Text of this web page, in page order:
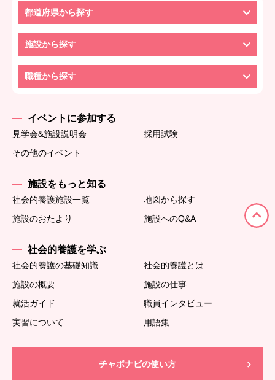
都道府県から探す
施設から探す
職種から探す
イベントに参加する
見学会&施設説明会
採用試験
その他のイベント
施設をもっと知る
社会的養護施設一覧
地図から探す
施設のおたより
施設へのQ&A
社会的養護を学ぶ
社会的養護の基礎知識
社会的養護とは
施設の概要
施設の仕事
就活ガイド
職員インタビュー
実習について
用語集
チャボナビの使い方